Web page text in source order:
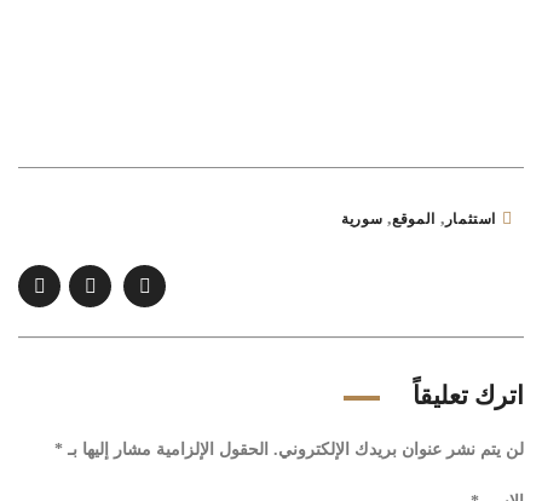
استثمار , الموقع, سورية
اترك تعليقاً
لن يتم نشر عنوان بريدك الإلكتروني. الحقول الإلزامية مشار إليها بـ *